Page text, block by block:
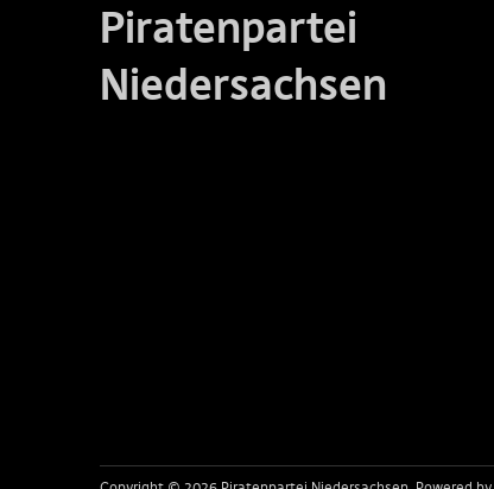
Piratenpartei
Niedersachsen